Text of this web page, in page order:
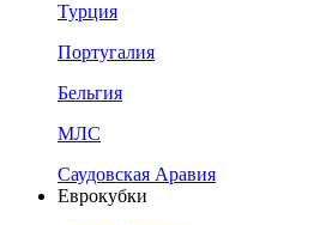
Турция
Португалия
Бельгия
МЛС
Саудовская Аравия
Еврокубки